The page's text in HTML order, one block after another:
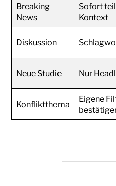
Breaking
News
Sofort
Kontext
Diskussion
Neue Studie Nur
Konfliktthema
Eigene